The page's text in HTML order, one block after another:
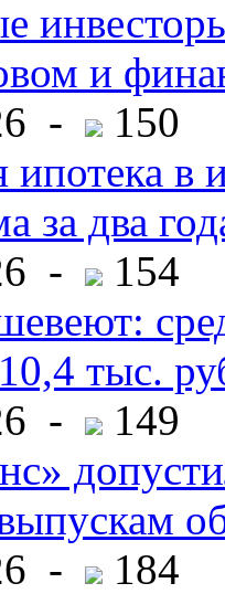
и
-
150
в
за два
-
154
тыс.
-
149
-
184